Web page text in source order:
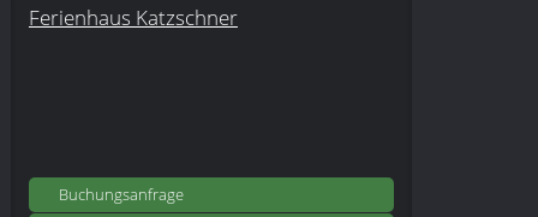
Ferienhaus Katzschner
Buchungsanfrage